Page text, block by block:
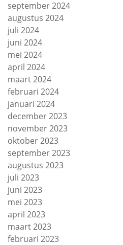
september 2024
augustus 2024
juli 2024
juni 2024
mei 2024
april 2024
maart 2024
februari 2024
januari 2024
december 2023
november 2023
oktober 2023
september 2023
augustus 2023
juli 2023
juni 2023
mei 2023
april 2023
maart 2023
februari 2023